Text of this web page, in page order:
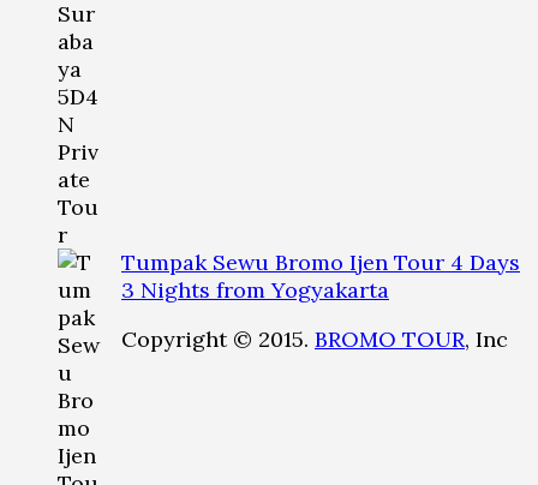
Tumpak Sewu Bromo Ijen Tour 4 Days
3 Nights from Yogyakarta
Copyright © 2015. BROMO TOUR, Inc